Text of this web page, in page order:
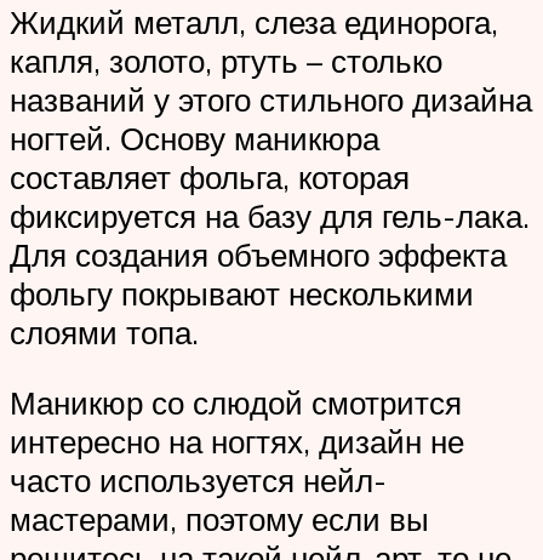
Жидкий металл, слеза единорога,
капля, золото, ртуть – столько
названий у этого стильного дизайна
ногтей. Основу маникюра
составляет фольга, которая
фиксируется на базу для гель-лака.
Для создания объемного эффекта
фольгу покрывают несколькими
слоями топа.
Маникюр со слюдой смотрится
интересно на ногтях, дизайн не
часто используется нейл-
мастерами, поэтому если вы